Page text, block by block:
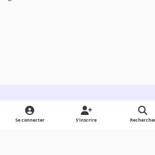
Light ModeDark ModeSystem Preference
Se connecter S’inscrire